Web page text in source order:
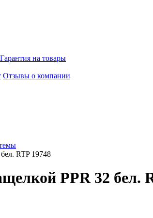
Гарантия на товары
Отзывы о компании
RTP 19748
PPR 32 бел.